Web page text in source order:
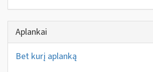
Aplankai
Bet kurį aplanką